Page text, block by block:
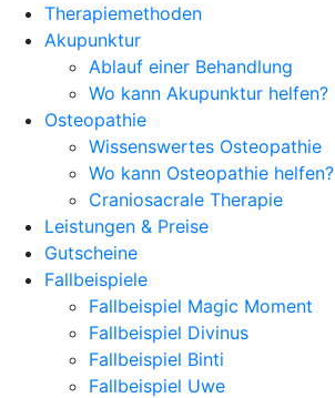
Therapiemethoden
Akupunktur
Ablauf einer Behandlung
Wo kann Akupunktur helfen?
Osteopathie
Wissenswertes Osteopathie
Wo kann Osteopathie helfen?
Craniosacrale Therapie
Leistungen & Preise
Gutscheine
Fallbeispiele
Fallbeispiel Magic Moment
Fallbeispiel Divinus
Fallbeispiel Binti
Fallbeispiel Uwe